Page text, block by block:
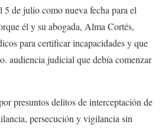
5 de julio como nueva fecha para el
él y su abogada, Alma Cortés,
para certificar incapacidades y que
audiencia judicial que debía comenzar
presuntos delitos de interceptación de
persecución y vigilancia sin